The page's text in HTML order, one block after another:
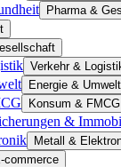
Pharma &
Verkehr &
Energie & Umwelt
Konsum & FMCG
&
Metall &
commerce